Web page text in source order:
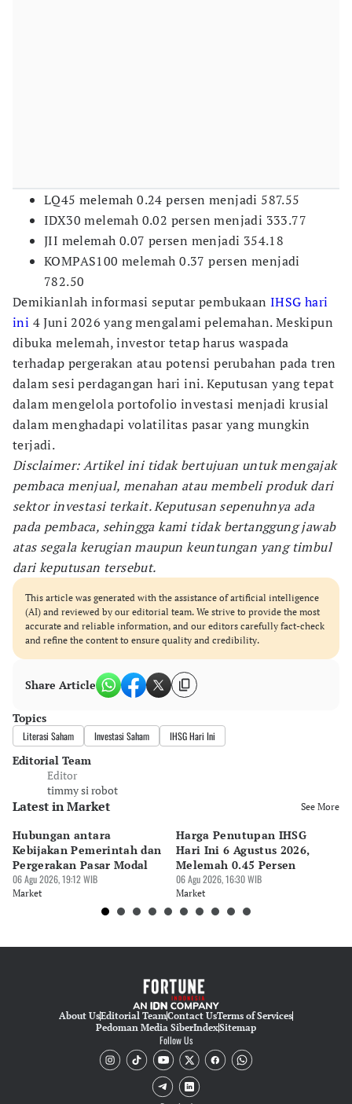
LQ45 melemah 0.24 persen menjadi 587.55
IDX30 melemah 0.02 persen menjadi 333.77
JII melemah 0.07 persen menjadi 354.18
KOMPAS100 melemah 0.37 persen menjadi
782.50
Demikianlah informasi seputar pembukaan IHSG hari
ini 4 Juni 2026 yang mengalami pelemahan. Meskipun
dibuka melemah, investor tetap harus waspada
terhadap pergerakan atau potensi perubahan pada tren
dalam sesi perdagangan hari ini. Keputusan yang tepat
dalam mengelola portofolio investasi menjadi krusial
dalam menghadapi volatilitas pasar yang mungkin
terjadi.
Disclaimer: Artikel ini tidak bertujuan untuk mengajak
pembaca menjual, menahan atau membeli produk dari
sektor investasi terkait. Keputusan sepenuhnya ada
pada pembaca, sehingga kami tidak bertanggung jawab
atas segala kerugian maupun keuntungan yang timbul
dari keputusan tersebut.
This article was generated with the assistance of artificial intelligence
(AI) and reviewed by our editorial team. We strive to provide the most
accurate and reliable information, and our editors carefully fact-check
and refine the content to ensure quality and credibility.
Share Article
Topics
Literasi Saham Investasi Saham IHSG Hari Ini
Editorial Team
Editor
timmy si robot
Latest in Market See More
Hubungan antara
Kebijakan Pemerintah dan
Pergerakan Pasar Modal
06 Agu 2026, 19:12 WIB
Market
Harga Penutupan IHSG
Hari Ini 6 Agustus 2026,
Melemah 0.45 Persen
06 Agu 2026, 16:30 WIB
Market
About UsEditorial TeamContact UsTerms of Services
Pedoman Media SiberIndexSitemap
Follow Us